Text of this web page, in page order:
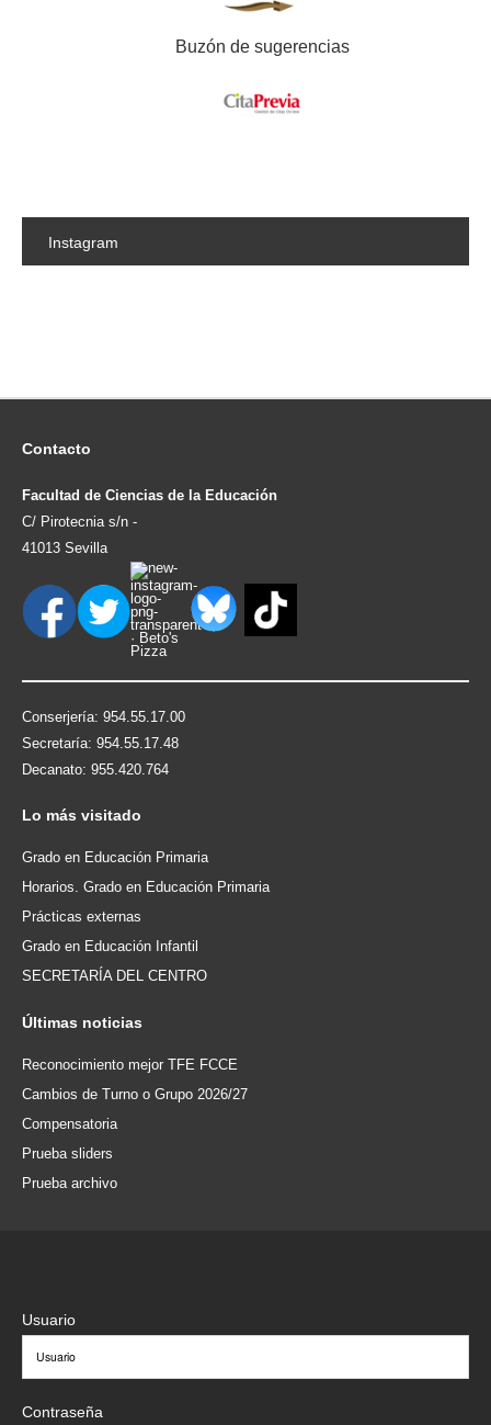
Buzón de sugerencias
Instagram
Contacto
Facultad de Ciencias de la Educación
C/ Pirotecnia s/n -
41013 Sevilla
Conserjería: 954.55.17.00
Secretaría: 954.55.17.48
Decanato: 955.420.764
Lo más visitado
Grado en Educación Primaria
Horarios. Grado en Educación Primaria
Prácticas externas
Grado en Educación Infantil
SECRETARÍA DEL CENTRO
Últimas noticias
Reconocimiento mejor TFE FCCE
Cambios de Turno o Grupo 2026/27
Compensatoria
Prueba sliders
Prueba archivo
Usuario
Contraseña